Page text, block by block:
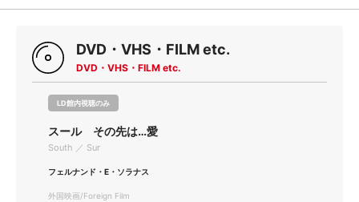
DVD・VHS・FILM etc.
DVD・VHS・FILM etc.
LD館内視聴のみ
スール その先は…愛
South ／ Sur
フェルナンド・E・ソラナス
外国映画/Foreign Film